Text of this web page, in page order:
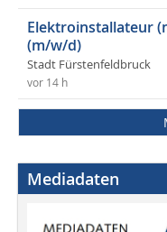
Elektroinstallateur
(m/w/d)
Stadt Fürstenfeldbruck
vor 14 h
Mediadaten